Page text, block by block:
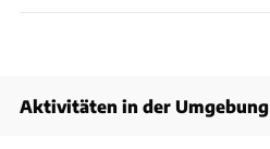
Aktivitäten in der Umgebung